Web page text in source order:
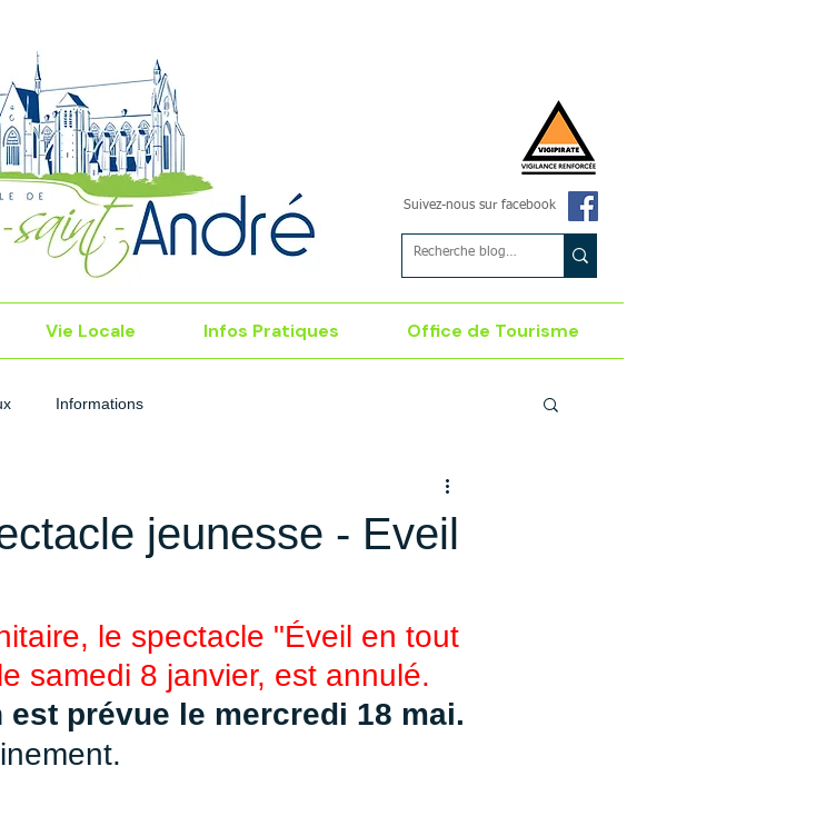
Suivez-nous sur facebook
Vie Locale Infos Pratiques Office de Tourisme
Informations
jeunesse - Eveil
le spectacle "Éveil en tout
samedi 8 janvier, est annulé.
prévue le mercredi 18 mai.